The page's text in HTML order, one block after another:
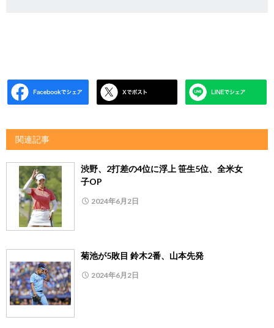
関連記事
渋野、2打差の4位に浮上 笹生5位、全米女
子OP
2024年6月2日
菊池が5敗目 鈴木2番、山本先発
2024年6月2日